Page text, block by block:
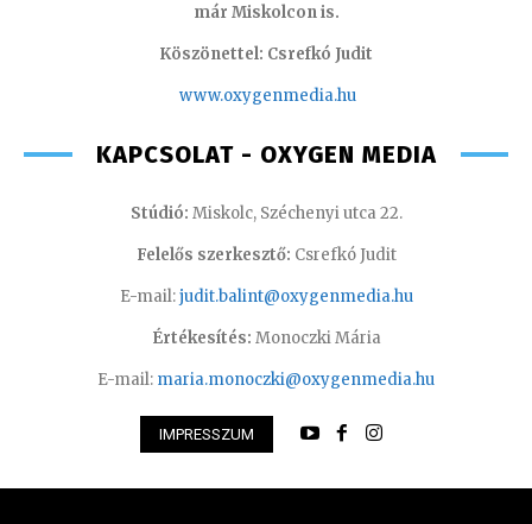
már Miskolcon is.
Köszönettel: Csrefkó Judit
www.oxygenmedia.hu
KAPCSOLAT - OXYGEN MEDIA
Stúdió: Miskolc, Széchenyi utca 22.
Felelős szerkesztő: Csrefkó Judit
E-mail:judit.balint@oxygenmedia.hu
Értékesítés: Monoczki Mária
E-mail: maria.monoczki@oxygenmedia.hu
IMPRESSZUM